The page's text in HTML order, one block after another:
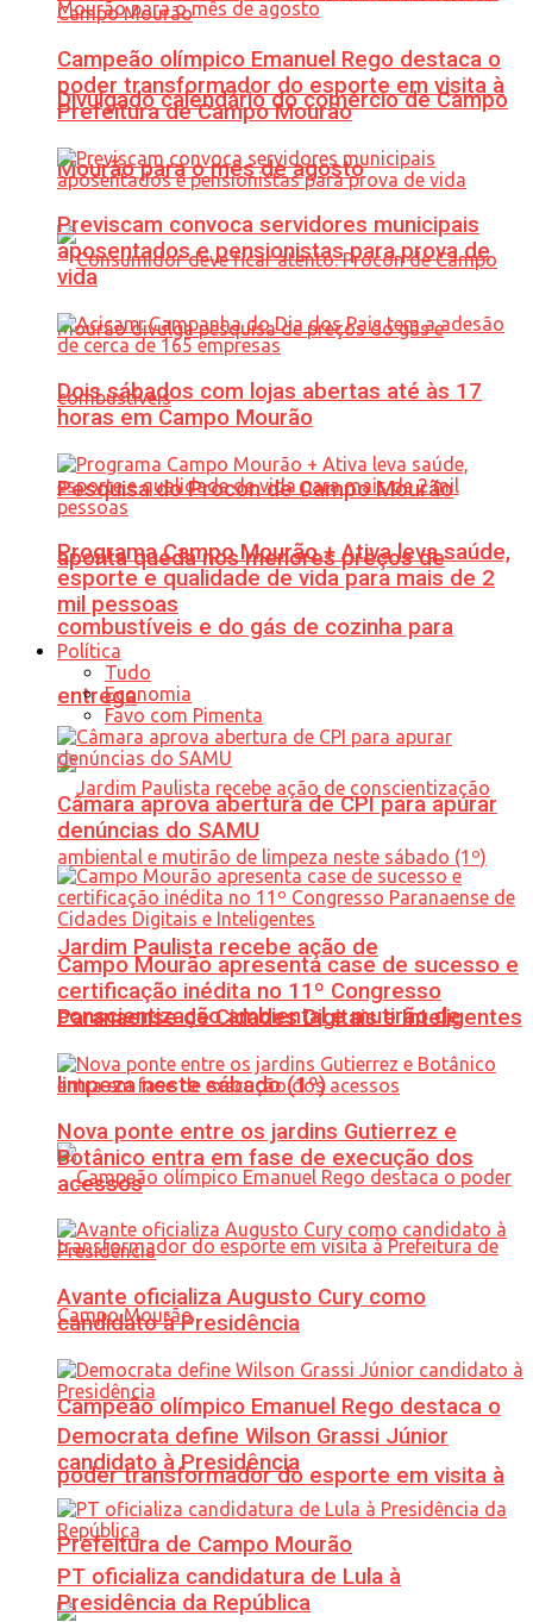
Divulgado calendário do comércio de Campo
Mourão para o mês de agosto
Pesquisa do Procon de Campo Mourão
aponta queda nos menores preços de
combustíveis e do gás de cozinha para
entrega
Jardim Paulista recebe ação de
conscientização ambiental e mutirão de
limpeza neste sábado (1º)
Campeão olímpico Emanuel Rego destaca o
poder transformador do esporte em visita à
Prefeitura de Campo Mourão
Campeão olímpico Emanuel Rego destaca o
poder transformador do esporte em visita à
Prefeitura de Campo Mourão
Previscam convoca servidores municipais
aposentados e pensionistas para prova de
vida
Dois sábados com lojas abertas até às 17
horas em Campo Mourão
Programa Campo Mourão + Ativa leva saúde,
esporte e qualidade de vida para mais de 2
mil pessoas
Política
Tudo
Economia
Favo com Pimenta
Câmara aprova abertura de CPI para apurar
denúncias do SAMU
Campo Mourão apresenta case de sucesso e
certificação inédita no 11º Congresso
Paranaense de Cidades Digitais e Inteligentes
Nova ponte entre os jardins Gutierrez e
Botânico entra em fase de execução dos
acessos
Avante oficializa Augusto Cury como
candidato à Presidência
Democrata define Wilson Grassi Júnior
candidato à Presidência
PT oficializa candidatura de Lula à
Presidência da República